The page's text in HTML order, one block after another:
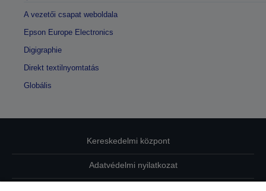
A vezetői csapat weboldala
Epson Europe Electronics
Digigraphie
Direkt textilnyomtatás
Globális
Kereskedelmi központ
Adatvédelmi nyilatkozat